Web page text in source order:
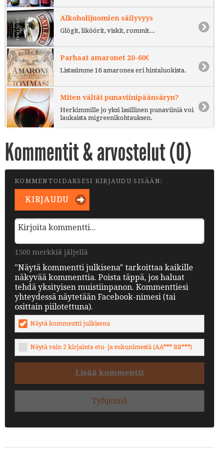
Alkoholijuomien säilyvyys
Glögit, liköörit, viskit, rommit...
Parhaat amaronet 20-60€
Listasimme 16 amaronea eri hintaluokista.
Miten vältät punaviinipäänsäryn?
Herkimmille jo yksi lasillinen punaviiniä voi
laukaista migreenikohtauksen.
Kommentit & arvostelut (0)
KOMMENTOIDAKSESI KIRJAUDU SISÄÄN:
KIRJAUDU
1500 merkkiä jäljellä
"Näytä kommentti julkisena" tarkoittaa kaikille
näkyvää kommenttia. Poista täppä, jos haluat
tehdä yksityisen muistiinpanon. Kommenttiesi
yhteydessä näytetään Facebook-nimesi (tai
osittain piilotettuna).
Näytä kommentti julkisena
Näytä vain 2 kirjainta etu- ja sukunimestä (AA*** BB***)
Lisää kommentti
Tyhjennä